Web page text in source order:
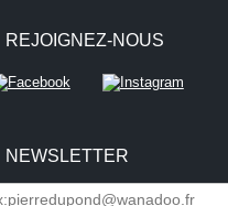
REJOIGNEZ-NOUS
NEWSLETTER